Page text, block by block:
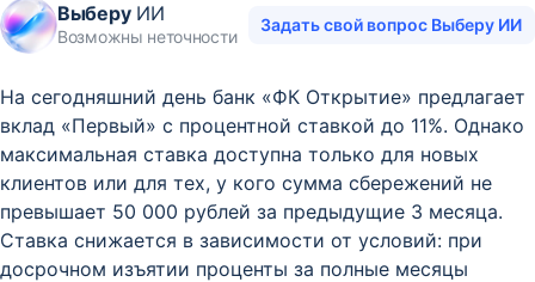
ВыберуИИ
Возможны неточности
Задать свой вопрос Выберу ИИ
На сегодняшний день банк «ФК Открытие» предлагает
вклад «Первый» с процентной ставкой до 11%. Однако
максимальная ставка доступна только для новых
клиентов или для тех, у кого сумма сбережений не
превышает 50 000 рублей за предыдущие 3 месяца.
Ставка снижается в зависимости от условий: при
досрочном изъятии проценты за полные месяцы